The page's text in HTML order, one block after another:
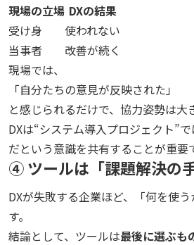
現場の立場 DXの結果
受け身
使われない
当事者
改善が続く
現場では、
「自分たちの意見が反映された」
と感じられるだけで、協力姿勢は大
DXは“システム導入プロジェクト”で
だという意識を共有することが重要
④ ツールは「課題解決の
DXが失敗する企業ほど、「何を使
す。
結論として、ツールは最後に選ぶも